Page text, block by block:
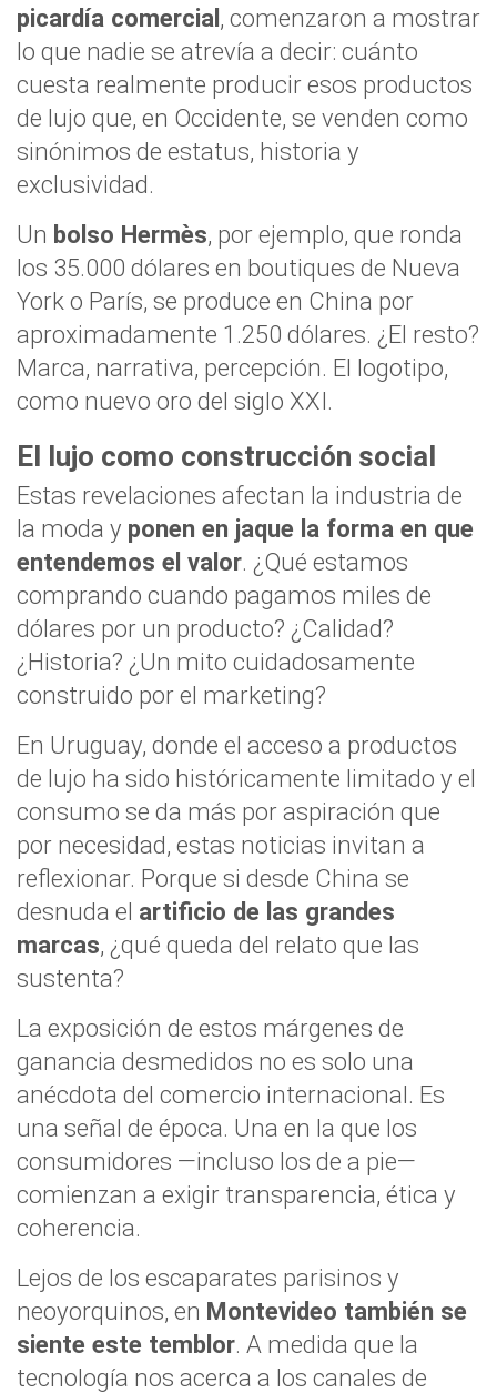
picardía comercial, comenzaron a mostrar
lo que nadie se atrevía a decir: cuánto
cuesta realmente producir esos productos
de lujo que, en Occidente, se venden como
sinónimos de estatus, historia y
exclusividad.
Un bolso Hermès, por ejemplo, que ronda
los 35.000 dólares en boutiques de Nueva
York o París, se produce en China por
aproximadamente 1.250 dólares. ¿El resto?
Marca, narrativa, percepción. El logotipo,
como nuevo oro del siglo XXI.
El lujo como construcción social
Estas revelaciones afectan la industria de
la moda y ponen en jaque la forma en que
entendemos el valor. ¿Qué estamos
comprando cuando pagamos miles de
dólares por un producto? ¿Calidad?
¿Historia? ¿Un mito cuidadosamente
construido por el marketing?
En Uruguay, donde el acceso a productos
de lujo ha sido históricamente limitado y el
consumo se da más por aspiración que
por necesidad, estas noticias invitan a
reflexionar. Porque si desde China se
desnuda el artificio de las grandes
marcas, ¿qué queda del relato que las
sustenta?
La exposición de estos márgenes de
ganancia desmedidos no es solo una
anécdota del comercio internacional. Es
una señal de época. Una en la que los
consumidores —incluso los de a pie—
comienzan a exigir transparencia, ética y
coherencia.
Lejos de los escaparates parisinos y
neoyorquinos, en Montevideo también se
siente este temblor. A medida que la
tecnología nos acerca a los canales de